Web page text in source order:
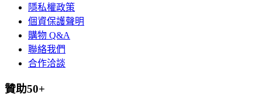
隱私權政策
個資保護聲明
購物 Q&A
聯絡我們
合作洽談
贊助50+